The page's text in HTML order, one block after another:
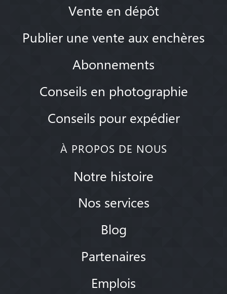
Vente en dépôt
Publier une vente aux enchères
Abonnements
Conseils en photographie
Conseils pour expédier
À PROPOS DE NOUS
Notre histoire
Nos services
Blog
Partenaires
Emplois